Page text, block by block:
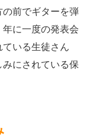
前でギターを弾
年に一度の発表会
いる生徒さん
にされている保